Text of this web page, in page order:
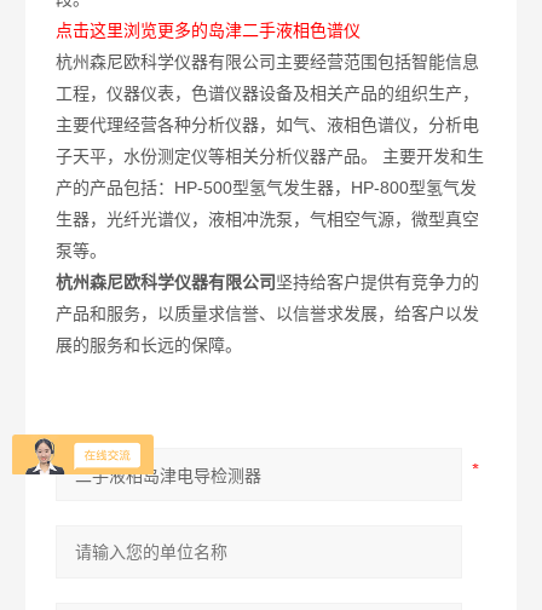
点击这里浏览更多的岛津二手液相色谱仪
杭州森尼欧科学仪器有限公司主要经营范围包括智能信息
工程，仪器仪表，色谱仪器设备及相关产品的组织生产，
主要代理经营各种分析仪器，如气、液相色谱仪，分析电
子天平，水份测定仪等相关分析仪器产品。 主要开发和生
产的产品包括：HP-500型氢气发生器，HP-800型氢气发
生器，光纤光谱仪，液相冲洗泵，气相空气源，微型真空
泵等。
杭州森尼欧科学仪器有限公司坚持给客户提供有竞争力的
产品和服务，以质量求信誉、以信誉求发展，给客户以发
展的服务和长远的保障。